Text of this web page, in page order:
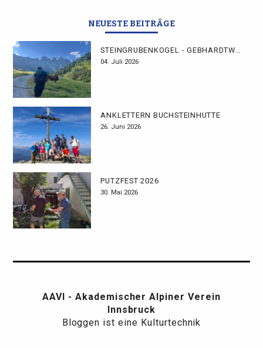
NEUESTE BEITRÄGE
04. Juli 2026
ANKLETTERN BUCHSTEINHÜTTE
26. Juni 2026
PUTZFEST 2026
30. Mai 2026
AAVI - Akademischer Alpiner Verein
Innsbruck
Bloggen ist eine Kulturtechnik